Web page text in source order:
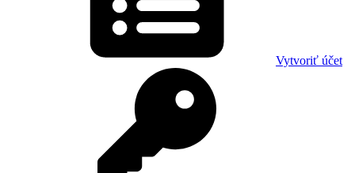
Vytvoriť účet